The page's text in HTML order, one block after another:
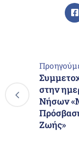
στην
Νήσων
Ζωής»